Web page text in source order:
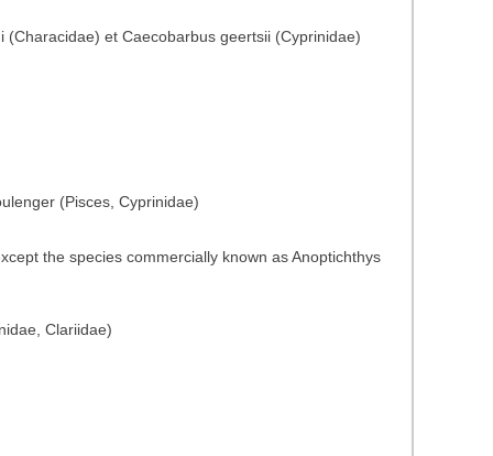
et Caecobarbus geertsii (Cyprinidae)
(Pisces, Cyprinidae)
the species commercially known as Anoptichthys
Clariidae)